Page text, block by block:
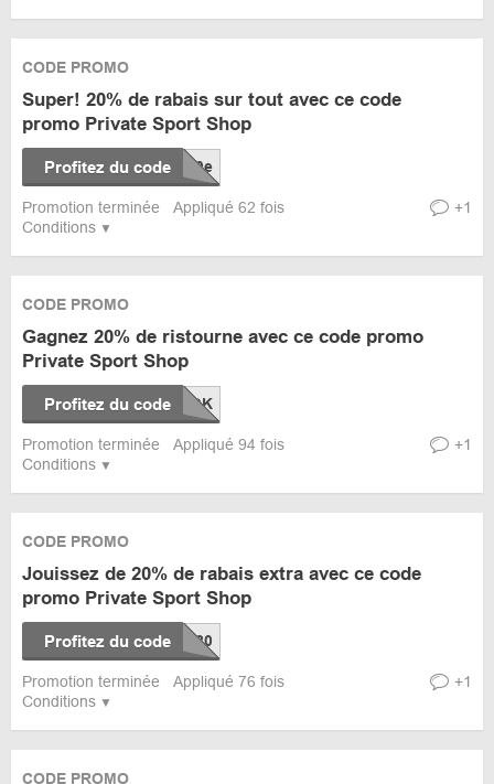
Conditions
CODE PROMO
Super! 20% de rabais sur tout avec ce code
promo Private Sport Shop
Profitez du code
Promotion terminée Appliqué 62 fois +1
Conditions
CODE PROMO
Gagnez 20% de ristourne avec ce code promo
Private Sport Shop
Profitez du code
Promotion terminée Appliqué 94 fois +1
Conditions
CODE PROMO
Jouissez de 20% de rabais extra avec ce code
promo Private Sport Shop
Profitez du code
Promotion terminée Appliqué 76 fois +1
CODE PROMO